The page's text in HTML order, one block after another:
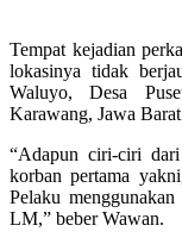
Tempat kejadian
lokasinya tidak
Waluyo, Desa
Karawang, Jawa
“Adapun ciri-ciri
korban pertama
Pelaku
LM,” beber Wawan.